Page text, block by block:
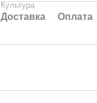
Культура
Доставка Оплата